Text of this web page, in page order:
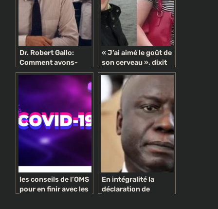
Dr. Robert Gallo:
Comment avons-
nous été contraints
de créer le virus du
VIH comme arme
secrète pour éliminer
la race africaine
« J’ai aimé le goût de
son cerveau », dixit
un cannibale qui a tué
et mangé sa copine
les conseils de l’OMS
pour en finir avec les
En intégralité la
déclaration de